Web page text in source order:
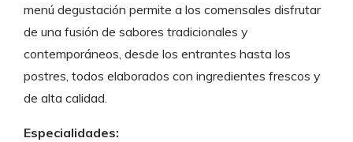
menú degustación permite a los comensales disfrutar
de una fusión de sabores tradicionales y
contemporáneos, desde los entrantes hasta los
postres, todos elaborados con ingredientes frescos y
de alta calidad.
Especialidades: